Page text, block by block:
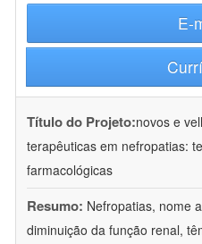
E-
Título do Projeto:novos e
terapêuticas em nefropatias:
farmacológicas
Resumo: Nefropatias, nome
diminuição da função renal,